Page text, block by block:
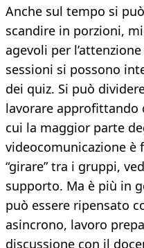
Anche sul tempo si
scandire in porzioni,
agevoli per
sessioni si possono
dei quiz. Si può
lavorare approfittando
cui la maggior parte
videocomunicazione è
“girare” tra i gruppi,
supporto. Ma è più in
può essere ripensato
asincrono, lavoro
discussione con il